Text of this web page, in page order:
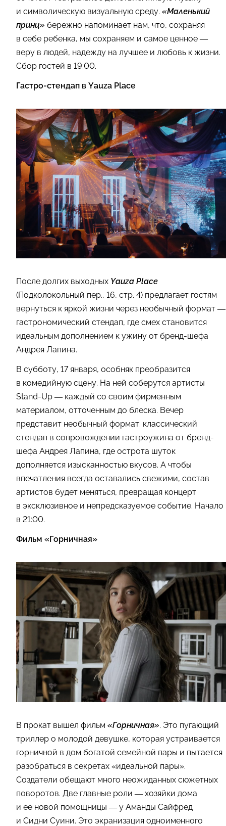
и символическую визуальную среду. «Маленький
принц» бережно напоминает нам, что, сохраняя
в себе ребенка, мы сохраняем и самое ценное —
веру в людей, надежду на лучшее и любовь к жизни.
Cбор гостей в 19:00.
Гастро-стендап в Yauza Place
После долгих выходных Yauza Place
(Подколокольный пер., 16, стр. 4) предлагает гостям
вернуться к яркой жизни через необычный формат —
гастрономический стендап, где смех становится
идеальным дополнением к ужину от бренд-шефа
Андрея Лапина.
В субботу, 17 января, особняк преобразится
в комедийную сцену. На ней соберутся артисты
Stand-Up — каждый со своим фирменным
материалом, отточенным до блеска. Вечер
представит необычный формат: классический
стендап в сопровождении гастроужина от бренд-
шефа Андрея Лапина, где острота шуток
дополняется изысканностью вкусов. А чтобы
впечатления всегда оставались свежими, состав
артистов будет меняться, превращая концерт
в эксклюзивное и непредсказуемое событие. Начало
в 21:00.
Фильм «Горничная»
В прокат вышел фильм «Горничная». Это пугающий
триллер о молодой девушке, которая устраивается
горничной в дом богатой семейной пары и пытается
разобраться в секретах «идеальной пары».
Создатели обещают много неожиданных сюжетных
поворотов. Две главные роли — хозяйки дома
и ее новой помощницы — у Аманды Сайфред
и Сидни Суини. Это экранизация одноименного